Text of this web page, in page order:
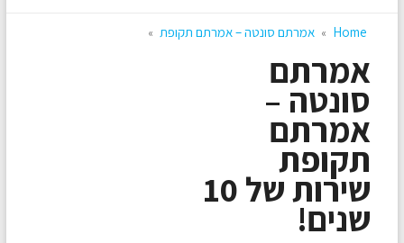
Home
» אמרתם סונטה – אמרתם תקופת »
אמרתם
סונטה –
אמרתם
תקופת
שירות של 10
שנים!